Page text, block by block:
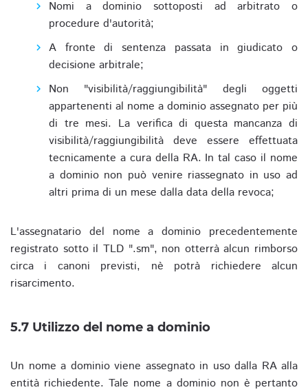
Nomi a dominio sottoposti ad arbitrato o
procedure d'autorità;
A fronte di sentenza passata in giudicato o
decisione arbitrale;
Non "visibilità/raggiungibilità" degli oggetti
appartenenti al nome a dominio assegnato per più
di tre mesi. La verifica di questa mancanza di
visibilità/raggiungibilità deve essere effettuata
tecnicamente a cura della RA. In tal caso il nome
a dominio non può venire riassegnato in uso ad
altri prima di un mese dalla data della revoca;
L'assegnatario del nome a dominio precedentemente
registrato sotto il TLD ".sm", non otterrà alcun rimborso
circa i canoni previsti, nè potrà richiedere alcun
risarcimento.
5.7 Utilizzo del nome a dominio
Un nome a dominio viene assegnato in uso dalla RA alla
entità richiedente. Tale nome a dominio non è pertanto